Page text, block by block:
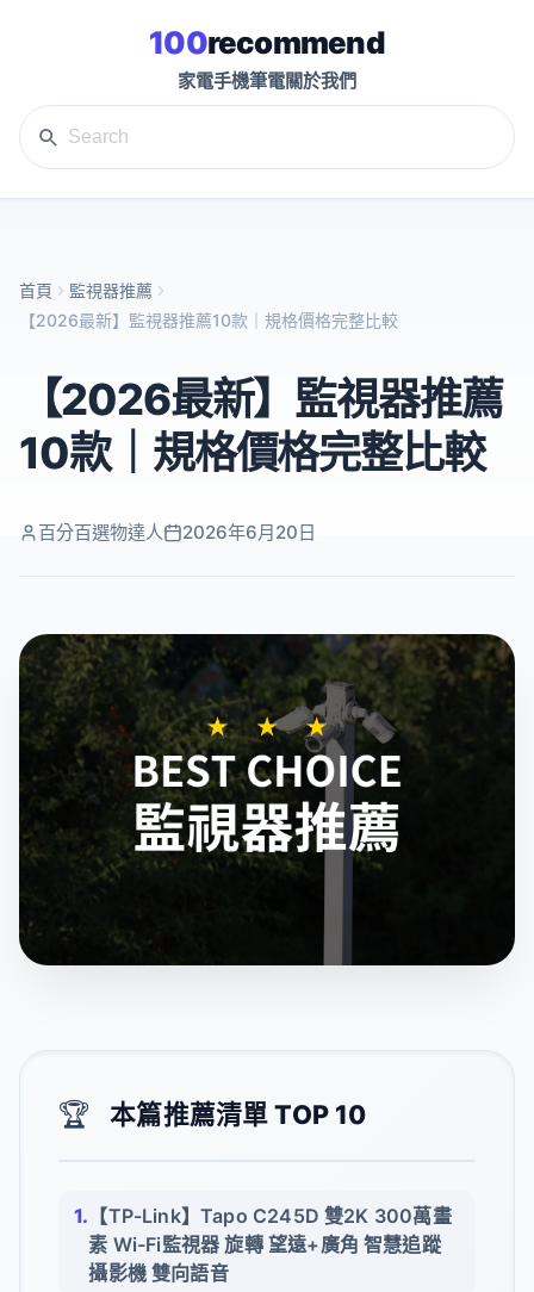
100recommend
家電手機筆電關於我們
首頁
監視器推薦
【2026最新】監視器推薦10款｜規格價格完整比較
【2026最新】監視器推薦
10款｜規格價格完整比較
百分百選物達人 2026年6月20日
🏆 本篇推薦清單 TOP 10
【TP-Link】Tapo C245D 雙2K 300萬畫
素 Wi-Fi監視器 旋轉 望遠+廣角 智慧追蹤
攝影機 雙向語音